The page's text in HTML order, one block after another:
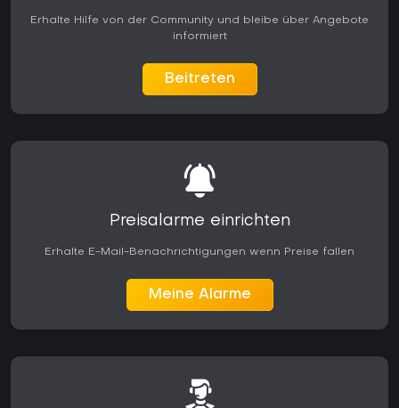
Erhalte Hilfe von der Community und bleibe über Angebote
informiert
Beitreten
Preisalarme einrichten
Erhalte E-Mail-Benachrichtigungen wenn Preise fallen
Meine Alarme